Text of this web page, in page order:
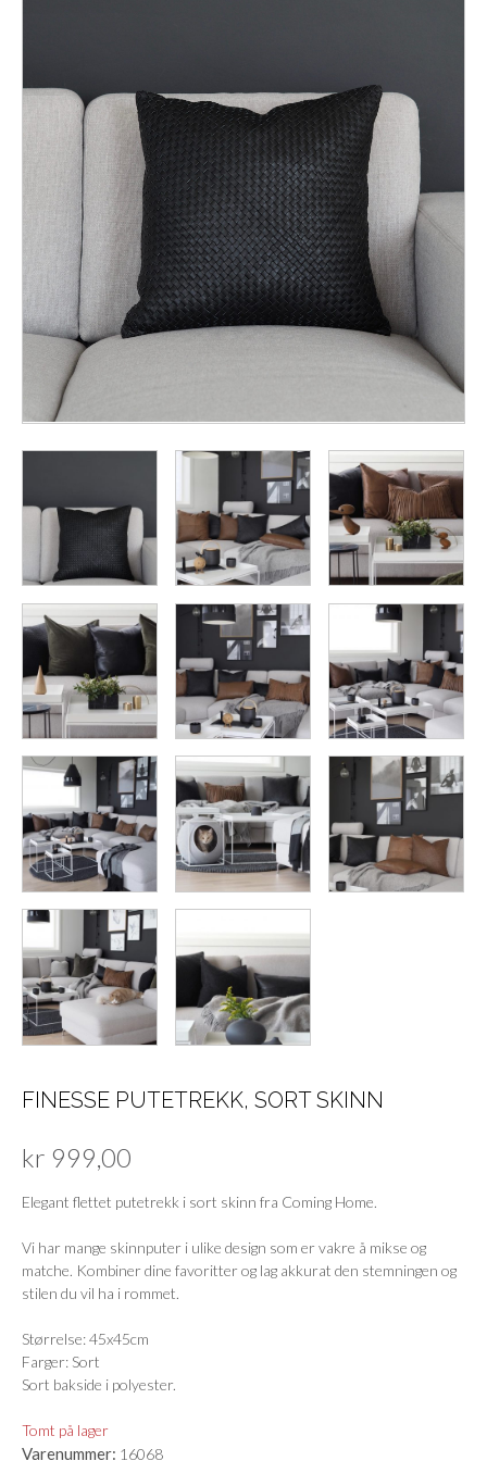
FINESSE PUTETREKK, SORT SKINN
kr 999,00
Elegant flettet putetrekk i sort skinn fra Coming Home.
Vi har mange skinnputer i ulike design som er vakre å mikse og
matche. Kombiner dine favoritter og lag akkurat den stemningen og
stilen du vil ha i rommet.
Størrelse: 45x45cm
Farger: Sort
Sort bakside i polyester.
Tomt på lager
Varenummer: 16068